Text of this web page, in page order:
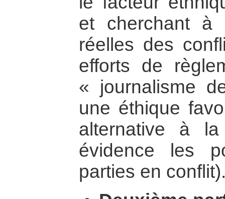
et cherchant à
réelles des
efforts de
« journalisme
une éthique
alternative à
évidence les
parties en